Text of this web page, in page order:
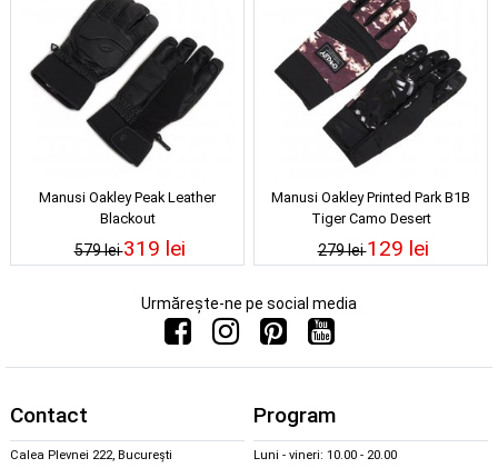
Manusi Oakley Peak Leather
Blackout
579 lei319 lei
Manusi Oakley Printed Park B1B
Tiger Camo Desert
279 lei129 lei
Urmărește-ne pe social media
Contact
Calea Plevnei 222, București
Program
Luni - vineri: 10.00 - 20.00